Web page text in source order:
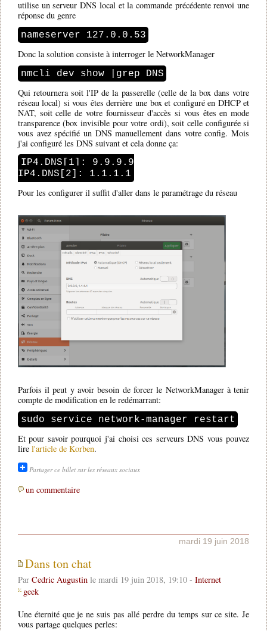
exercice, c'est un moment crucial. La démocratie n'est pas garantie
et ce n'est pas inévitable. Nous devons nous battre et gagner. Nous
ne pouvons pas laisser ces entreprises technologiques avoir ce
pouvoir sans contrôle. C'est à nous de reprendre le contrôle.
utilise un serveur DNS local et la commande précédente renvoi une
réponse du genre
nameserver 127.0.0.53
Donc la solution consiste à interroger le NetworkManager
nmcli dev show |grep DNS
Qui retournera soit l'IP de la passerelle (celle de la box dans votre
réseau local) si vous êtes derrière une box et configuré en DHCP et
NAT, soit celle de votre fournisseur d'accès si vous êtes en mode
transparence (box invisible pour votre ordi), soit celle configurée si
vous avez spécifié un DNS manuellement dans votre config. Mois
j'ai configuré les DNS suivant et cela donne ça:
IP4.DNS[1]: 9.9.9.9
IP4.DNS[2]: 1.1.1.1
Pour les configurer il suffit d'aller dans le paramétrage du réseau
Parfois il peut y avoir besoin de forcer le NetworkManager à tenir
compte de modification en le redémarrant:
sudo service network-manager restart
Et pour savoir pourquoi j'ai choisi ces serveurs DNS vous pouvez
lire l'article de Korben.
Partager ce billet sur les réseaux sociaux
un commentaire
mardi 19 juin 2018
Dans ton chat
Par Cedric Augustinle mardi 19 juin 2018, 19:10 - Internet
geek
Une éternité que je ne suis pas allé perdre du temps sur ce site. Je
vous partage quelques perles: